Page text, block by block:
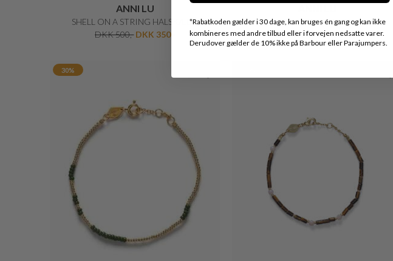
ANNI LU
SHELL ON A STRING HALSKÆDE
DKK 500,- DKK 350,-
SNAKE NECKLACE
DKK 850,-DKK 595,-
30%
*Rabatkoden gælder i 30 dage, kan bruges én gang og kan ikke
kombineres med andre tilbud eller i forvejen nedsatte varer.
Derudover gælder de 10% ikke på Barbour eller Parajumpers.